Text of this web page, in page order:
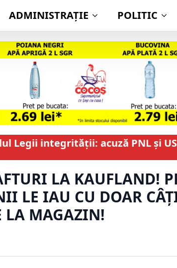
ADMINISTRAŢIE POLITIC
Legii integrității: acuză PNL și
LA KAUFLAND!
LE IAU CU DOAR
LA MAGAZIN!